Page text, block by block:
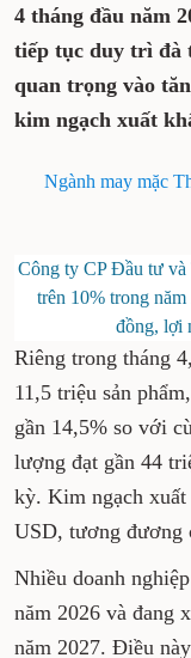
4 tháng đầu
Nguyên tiếp
cực, đóng góp
trưởng sản
Công ty CP Đầu
tăng trưởng trên
đạt khoảng 9.500
Riêng trong
may đạt 11,5
tháng trước và
năm 2025. Lũy
ngạch xuất
USD, tương